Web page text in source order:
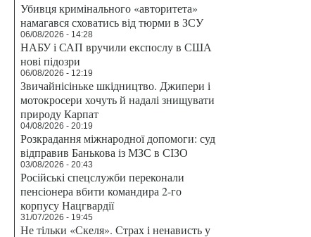
Убивця кримінального «авторитета»
намагався сховатись від тюрми в ЗСУ
06/08/2026 - 14:28
НАБУ і САП вручили експослу в США
нові підозри
06/08/2026 - 12:19
Звичайнісіньке шкідництво. Джипери і
мотокросери хочуть й надалі знищувати
природу Карпат
04/08/2026 - 20:19
Розкрадання міжнародної допомоги: суд
відправив Банькова із МЗС в СІЗО
03/08/2026 - 20:43
Російські спецслужби переконали
пенсіонера вбити командира 2-го
корпусу Нацгвардії
31/07/2026 - 19:45
Не тільки «Скеля». Страх і ненависть у